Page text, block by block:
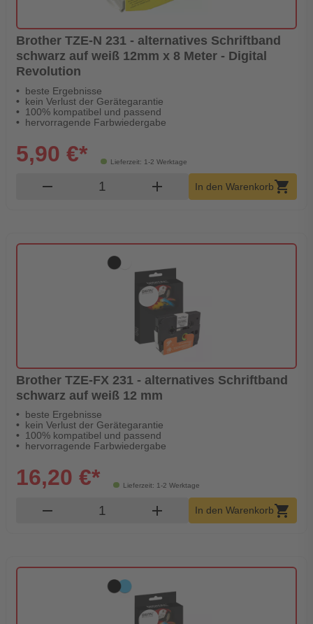
Brother TZE-N 231 - alternatives Schriftband
schwarz auf weiß 12mm x 8 Meter - Digital
Revolution
beste Ergebnisse
kein Verlust der Gerätegarantie
100% kompatibel und passend
hervorragende Farbwiedergabe
Lieferzeit: 1-2 Werktage
5,90 €*
remove Produkt Warenkorb Menge
add In den Warenkorbshopping_cart
Brother TZE-FX 231 - alternatives Schriftband
schwarz auf weiß 12 mm
beste Ergebnisse
kein Verlust der Gerätegarantie
100% kompatibel und passend
hervorragende Farbwiedergabe
Lieferzeit: 1-2 Werktage
16,20 €*
remove Produkt Warenkorb Menge
add In den Warenkorbshopping_cart